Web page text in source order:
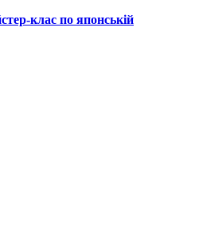
клас по японській